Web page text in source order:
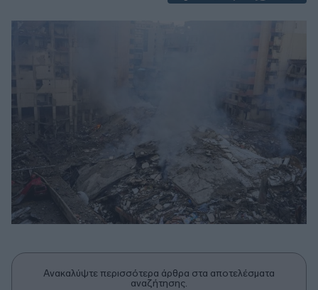
Ανακαλύψτε περισσότερα άρθρα στα αποτελέσματα
αναζήτησης.